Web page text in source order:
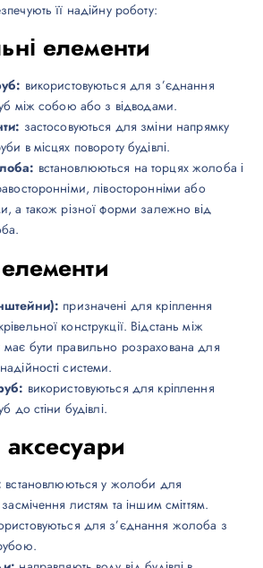
її надійну роботу:
елементи
використовуються для з’єднання
між собою або з відводами.
застосовуються для зміни напрямку
в місцях повороту будівлі.
встановлюються на торцях жолоба і
лівосторонніми або
а також різної форми залежно від
призначені для кріплення
конструкції. Відстань між
бути правильно розрахована для
системи.
використовуються для кріплення
до стіни будівлі.
встановлюються у жолоби для
засмічення листям та іншим сміттям.
для з’єднання жолоба з